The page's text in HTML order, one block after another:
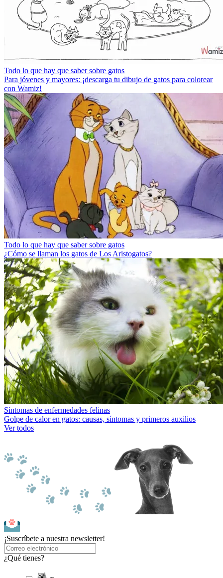
Todo lo que hay que saber sobre gatos
Para jóvenes y mayores: ¡descarga tu dibujo de gatos para colorear
con Wamiz!
Todo lo que hay que saber sobre gatos
¿Cómo se llaman los gatos de Los Aristogatos?
Síntomas de enfermedades felinas
Golpe de calor en gatos: causas, síntomas y primeros auxilios
Ver todos
¡Suscríbete a nuestra newsletter!
¿Qué tienes?